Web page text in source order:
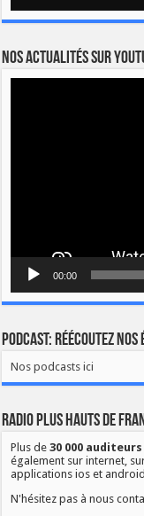
Nos actualités sur
00:00
Podcast: Réécoutez nos
Nos podcasts ici
Radio Plus Hauts de
Plus de30 000 auditeurs
également sur internet,
applications ios et
N'hésitez pas à nous